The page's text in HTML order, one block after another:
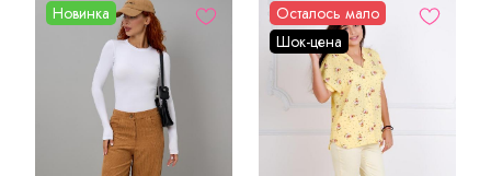
Новинка
Осталось мало
Шок-цена